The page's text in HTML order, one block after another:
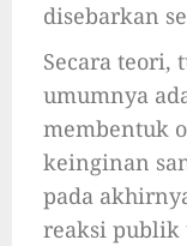
disebarkan
Secara teori,
umumnya
membentuk
keinginan
pada
reaksi publik